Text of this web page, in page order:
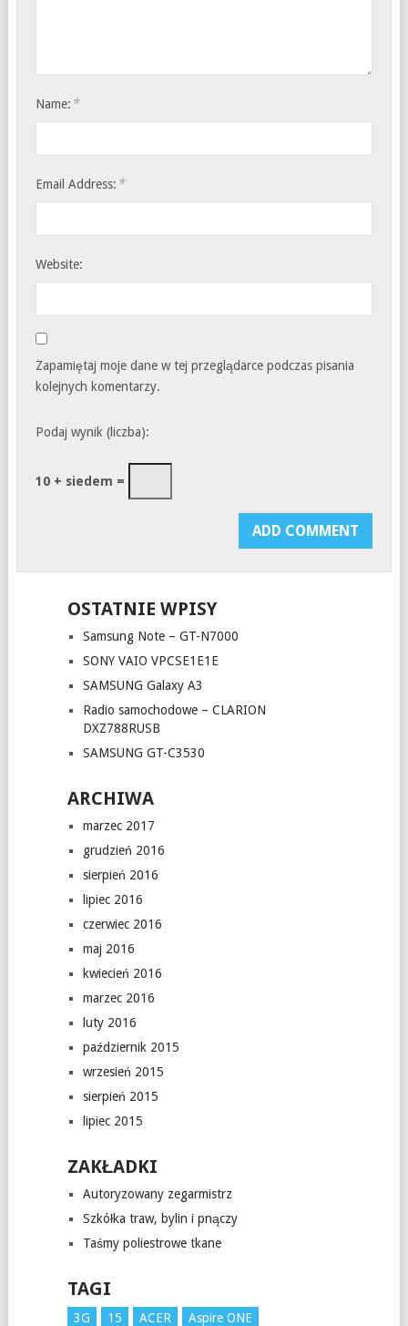
Name: *
Email Address: *
Website:
Zapamiętaj moje dane w tej przeglądarce podczas pisania
kolejnych komentarzy.
Podaj wynik (liczba):
10 + siedem =
OSTATNIE WPISY
Samsung Note – GT-N7000
SONY VAIO VPCSE1E1E
SAMSUNG Galaxy A3
Radio samochodowe – CLARION
DXZ788RUSB
SAMSUNG GT-C3530
ARCHIWA
marzec 2017
grudzień 2016
sierpień 2016
lipiec 2016
czerwiec 2016
maj 2016
kwiecień 2016
marzec 2016
luty 2016
październik 2015
wrzesień 2015
sierpień 2015
lipiec 2015
ZAKŁADKI
Autoryzowany zegarmistrz
Szkółka traw, bylin i pnączy
Taśmy poliestrowe tkane
TAGI
3G 15 ACER
Aspire ONE